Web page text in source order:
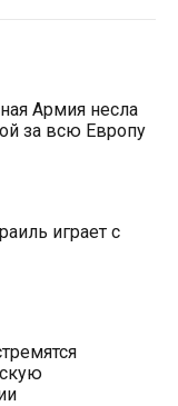
Армия несла
за всю Европу
играет с